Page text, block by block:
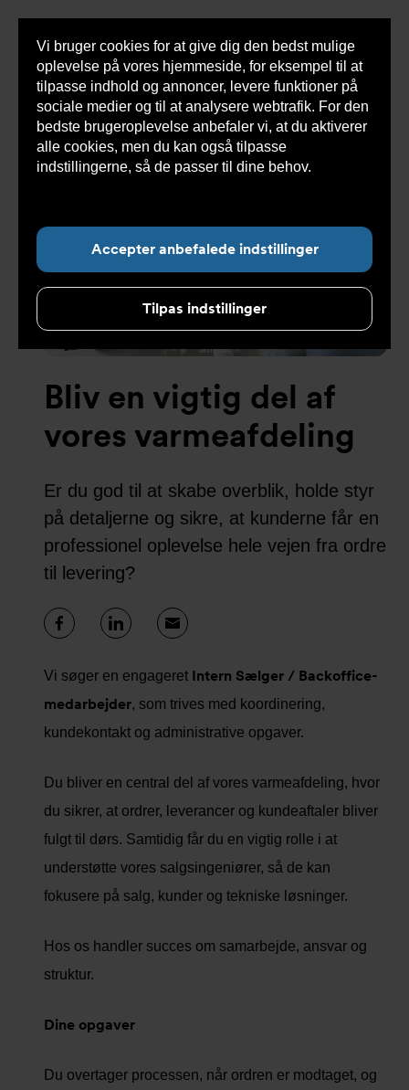
Vi bruger cookies for at give dig den bedst mulige
oplevelse på vores hjemmeside, for eksempel til at
tilpasse indhold og annoncer, levere funktioner på
sociale medier og til at analysere webtrafik. For den
bedste brugeroplevelse anbefaler vi, at du aktiverer
alle cookies, men du kan også tilpasse
indstillingerne, så de passer til dine behov.
Accepter anbefalede indstillinger
Tilpas indstillinger
Undermenu for ”Om Armatec”
Bliv en vigtig del af
vores varmeafdeling
Er du god til at skabe overblik, holde styr
på detaljerne og sikre, at kunderne får en
professionel oplevelse hele vejen fra ordre
til levering?
Vi søger en engageret Intern Sælger / Backoffice-
medarbejder, som trives med koordinering,
kundekontakt og administrative opgaver.
Du bliver en central del af vores varmeafdeling, hvor
du sikrer, at ordrer, leverancer og kundeaftaler bliver
fulgt til dørs. Samtidig får du en vigtig rolle i at
understøtte vores salgsingeniører, så de kan
fokusere på salg, kunder og tekniske løsninger.
Hos os handler succes om samarbejde, ansvar og
struktur.
Dine opgaver
Du overtager processen, når ordren er modtaget, og